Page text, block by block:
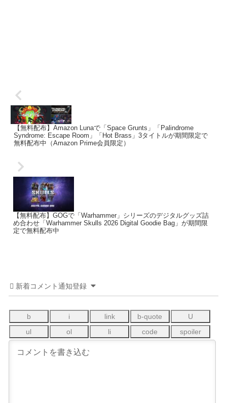
【無料配布】Amazon Lunaで「Space Grunts」「Palindrome
Syndrome: Escape Room」「Hot Brass」3タイトルが期間限定で
無料配布中（Amazon Prime会員限定）
【無料配布】GOGで「Warhammer」シリーズのデジタルグッズ詰
め合わせ「Warhammer Skulls 2026 Digital Goodie Bag」が期間限
定で無料配布中
新着コメント通知登録